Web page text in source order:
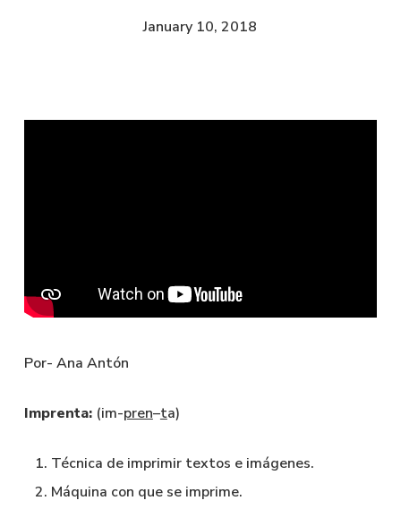
January 10, 2018
Por- Ana Antón
Imprenta:(im-pren–ta)
Técnica de imprimir textos e imágenes.
Máquina con que se imprime.